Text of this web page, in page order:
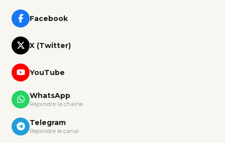
Facebook
X (Twitter)
YouTube
WhatsApp
Rejoindre la chaîne
Telegram
Rejoindre le canal